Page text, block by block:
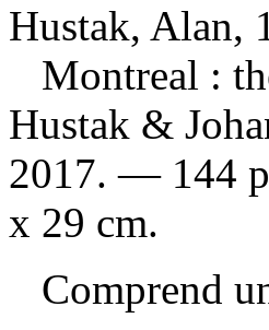
Hustak, Alan,
Montreal :
Hustak &
2017. — 144
x 29 cm.
Comprend